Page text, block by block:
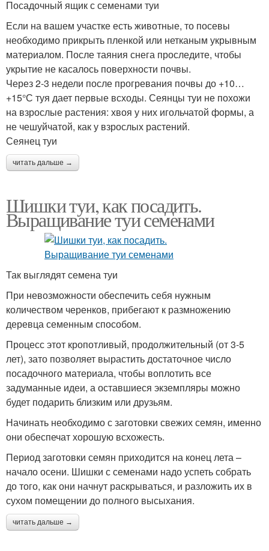
Посадочный ящик с семенами туи
Если на вашем участке есть животные, то посевы
необходимо прикрыть пленкой или нетканым укрывным
материалом. После таяния снега проследите, чтобы
укрытие не касалось поверхности почвы.
Через 2-3 недели после прогревания почвы до +10…
+15°С туя дает первые всходы. Сеянцы туи не похожи
на взрослые растения: хвоя у них игольчатой формы, а
не чешуйчатой, как у взрослых растений.
Сеянец туи
читать дальше →
Шишки туи, как посадить.
Выращивание туи семенами
Так выглядят семена туи
При невозможности обеспечить себя нужным
количеством черенков, прибегают к размножению
деревца семенным способом.
Процесс этот кропотливый, продолжительный (от 3-5
лет), зато позволяет вырастить достаточное число
посадочного материала, чтобы воплотить все
задуманные идеи, а оставшиеся экземпляры можно
будет подарить близким или друзьям.
Начинать необходимо с заготовки свежих семян, именно
они обеспечат хорошую всхожесть.
Период заготовки семян приходится на конец лета –
начало осени. Шишки с семенами надо успеть собрать
до того, как они начнут раскрываться, и разложить их в
сухом помещении до полного высыхания.
читать дальше →